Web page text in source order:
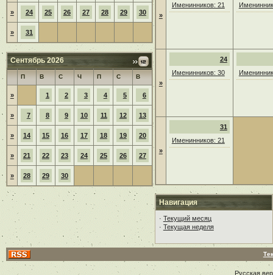
» 24 25 26 27 28 29 30
» 31
Сентябрь 2026
П В С Ч П С В
» 1 2 3 4 5 6
» 7 8 9 10 11 12 13
» 14 15 16 17 18 19 20
» 21 22 23 24 25 26 27
» 28 29 30
»
Именинников: 21
»
24
Именинников: 30
»
31
Именинников: 21
Навигация
· Текущий месяц
· Текущая неделя
Русская